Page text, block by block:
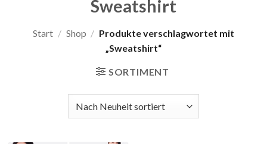
Sweatshirt
Start / Shop / Produkte verschlagwortet mit
„Sweatshirt“
SORTIMENT